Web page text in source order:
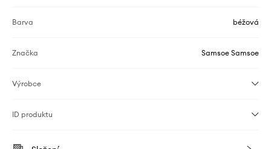
Barva béžová
Značka Samsoe Samsoe
Výrobce
ID produktu